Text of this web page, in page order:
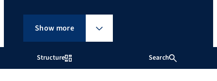
Structure Search
Show more